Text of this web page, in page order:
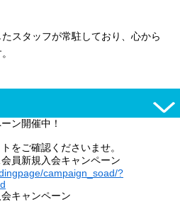
スタッフが常駐しており、心から
ン開催中！
をご確認くださいませ。
員新規入会キャンペーン
campaign_soad/?
キャンペーン